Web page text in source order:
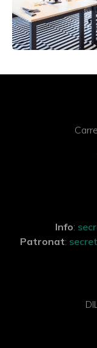
Info:
Patronat: